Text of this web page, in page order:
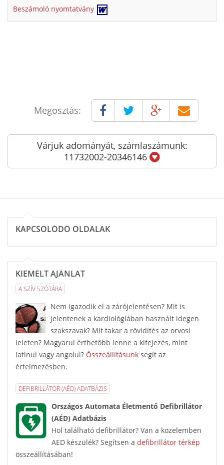
Beszámoló nyomtatvány
Megosztás:
Várjuk adományát, számlaszámunk:
11732002-20346146
KAPCSOLÓDÓ OLDALAK
KIEMELT AJÁNLAT
A SZÍV SZÓTÁRA
Nem igazodik el a zárójelentésen? Mit is
jelentenek a kardiológiában használt idegen
szakszavak? Mit takar a rövidítés az orvosi
leleten? Magyarul érthetőbb lenne a kifejezés, mint
latinul vagy angolul? Összeállításunk segít az
értelmezésben.
DEFIBRILLÁTOR (AÉD) ADATBÁZIS
Országos Automata Életmentő Defibrillátor
(AÉD) Adatbázis
Hol található defibrillátor? Van a közelemben
AED készülék? Segítsen a defibrillátor térkép
összeállításában!